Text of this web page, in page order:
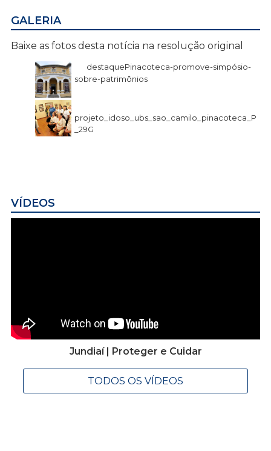
GALERIA
Baixe as fotos desta notícia na resolução original
destaquePinacoteca-promove-simpósio-
sobre-patrimônios
projeto_idoso_ubs_sao_camilo_pinacoteca_P
_29G
VÍDEOS
Jundiaí | Proteger e Cuidar
TODOS OS VÍDEOS